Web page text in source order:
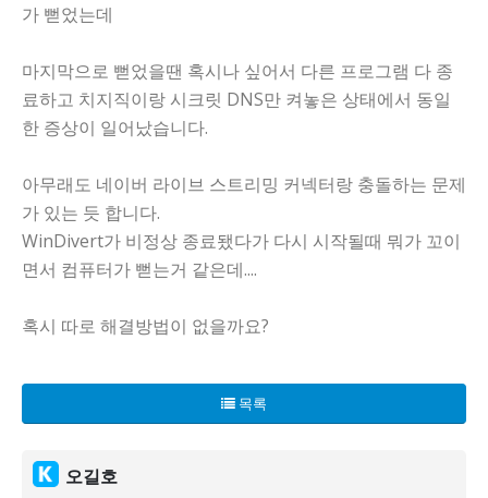
가 뻗었는데
마지막으로 뻗었을땐 혹시나 싶어서 다른 프로그램 다 종
료하고 치지직이랑 시크릿 DNS만 켜놓은 상태에서 동일
한 증상이 일어났습니다.
아무래도 네이버 라이브 스트리밍 커넥터랑 충돌하는 문제
가 있는 듯 합니다.
WinDivert가 비정상 종료됐다가 다시 시작될때 뭐가 꼬이
면서 컴퓨터가 뻗는거 같은데....
혹시 따로 해결방법이 없을까요?
목록
오길호